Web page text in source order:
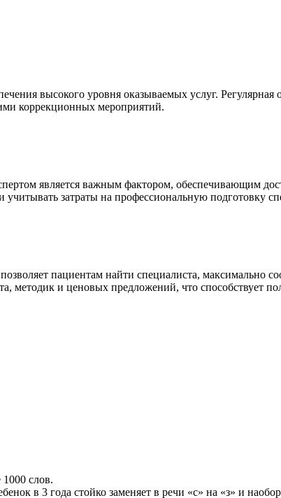
высокого уровня оказываемых услуг.
коррекционных мероприятий.
является важным фактором, обеспечивающим
затраты на профессиональную подготовку
пациентам найти специалиста, максимально
методик и ценовых предложений, что способствует
слов.
в 3 года стойко заменяет в речи «с» на «з» и